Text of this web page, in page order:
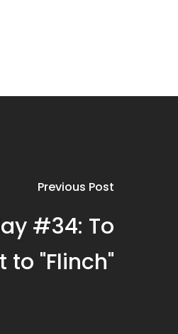
Previous Post
#34: To
to "Flinch"